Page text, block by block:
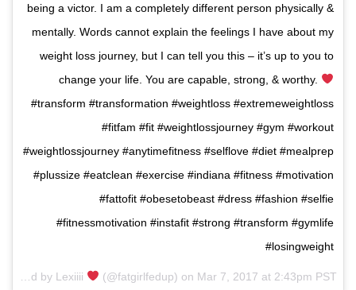
being a victor. I am a completely different person physically &
mentally. Words cannot explain the feelings I have about my
weight loss journey, but I can tell you this – it’s up to you to
change your life. You are capable, strong, & worthy.
#transform #transformation #weightloss #extremeweightloss
#fitfam #fit #weightlossjourney #gym #workout
#weightlossjourney #anytimefitness #selflove #diet #mealprep
#plussize #eatclean #exercise #indiana #fitness #motivation
#fattofit #obesetobeast #dress #fashion #selfie
#fitnessmotivation #instafit #strong #transform #gymlife
#losingweight
(@fatgirlfedup) on Mar 7, 2017 at 2:43pm PST